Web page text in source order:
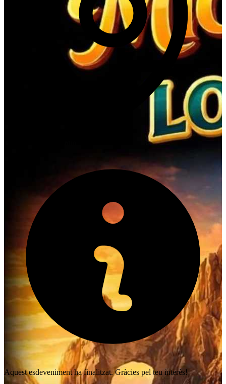
Aquest esdeveniment ha finalitzat. Gràcies pel teu interès!